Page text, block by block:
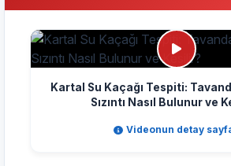
Kartal Su Kaçağı Tespiti:
Sızıntı Nasıl Bulunur ve
Videonun detay